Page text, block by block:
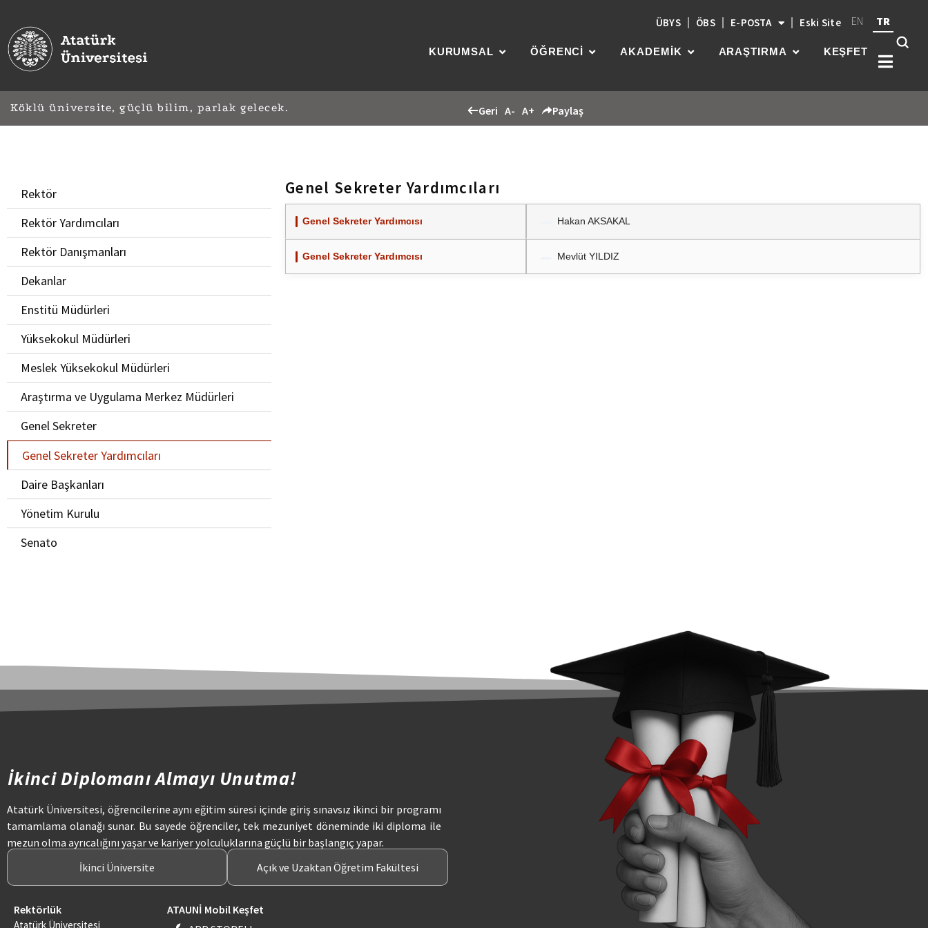
ÜBYS ÖBS E-POSTA Eski Site EN TR
KURUMSAL ÖĞRENCİ AKADEMİK ARAŞTIRMA KEŞFET
Köklü üniversite, güçlü bilim, parlak gelecek. Geri A- A+ Paylaş
Rektör
Rektör Yardımcıları
Rektör Danışmanları
Dekanlar
Enstitü Müdürleri
Yüksekokul Müdürleri
Meslek Yüksekokul Müdürleri
Araştırma ve Uygulama Merkez Müdürleri
Genel Sekreter
Genel Sekreter Yardımcıları
Daire Başkanları
Yönetim Kurulu
Senato
Genel Sekreter Yardımcıları
Genel Sekreter Yardımcısı Hakan AKSAKAL
Genel Sekreter Yardımcısı Mevlüt YILDIZ
İkinci Diplomanı Almayı Unutma!
Atatürk Üniversitesi, öğrencilerine aynı eğitim süresi içinde giriş sınavsız ikinci bir programı
tamamlama olanağı sunar. Bu sayede öğrenciler, tek mezuniyet döneminde iki diploma ile
mezun olma ayrıcalığını yaşar ve kariyer yolculuklarına güçlü bir başlangıç yapar.
İkinci Üniversite
Açık ve Uzaktan Öğretim Fakültesi
Rektörlük
Atatürk Üniversitesi
ATAUNİ Mobil Keşfet